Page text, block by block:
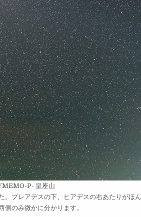
P- 皇座山
プレアデスの下、ヒアデスの右あたりがほ
のみ微かに分かります。